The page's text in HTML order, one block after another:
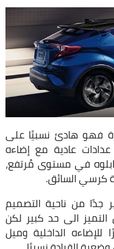
فهو هادئ نسبيًا على
عادية مع إضاءه
في مستوى مُرتفع،
كرسي السائق.
جدًا من ناحية التصميم
التميز الى حد كبير لكن
الداخلية وميل